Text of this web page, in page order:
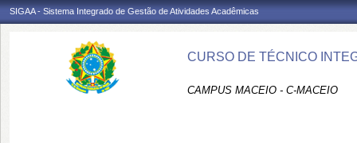
SIGAA - Sistema Integrado de Gestão de Atividades Acadêmicas
CURSO DE TÉCNICO
CAMPUS MACEIO - C-MACEIO